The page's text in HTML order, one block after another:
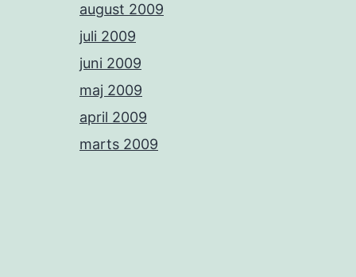
august 2009
juli 2009
juni 2009
maj 2009
april 2009
marts 2009